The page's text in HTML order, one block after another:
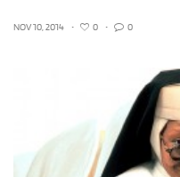
NOV 10, 2014 • 0 • 0